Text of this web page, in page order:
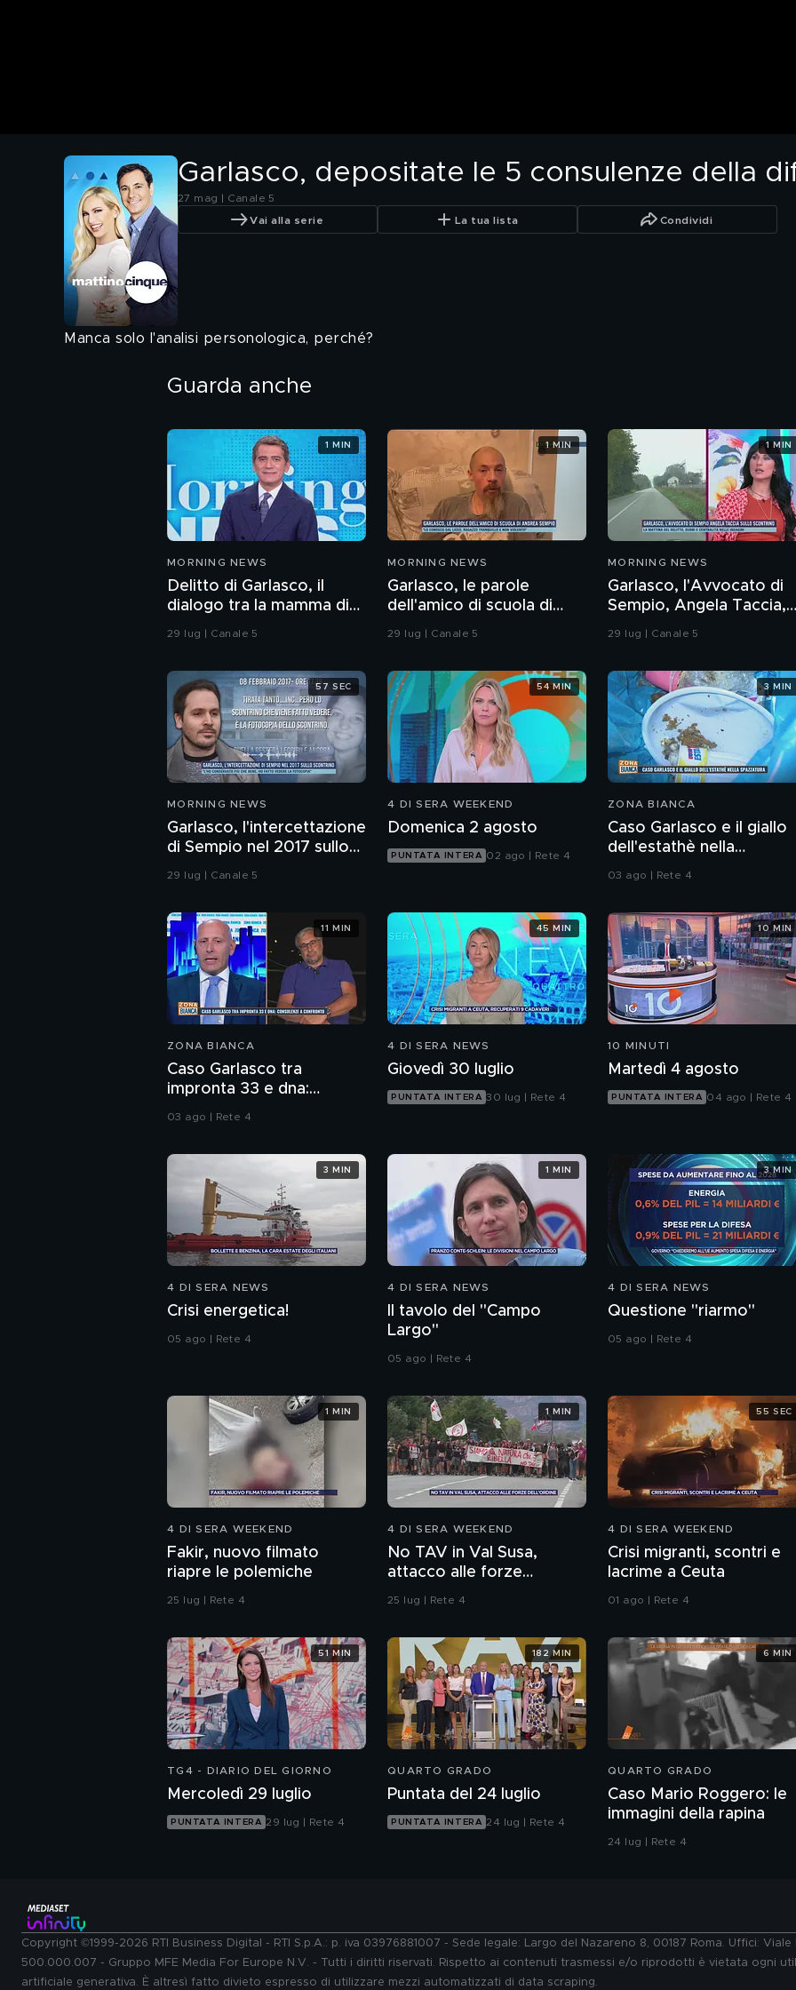
Garlasco, depositate le 5 consulenze della
27 mag | Canale 5
Vai alla serie La tua lista Condividi
Manca solo l'analisi personologica, perché?
Guarda anche
MORNING NEWS
Delitto di Garlasco, il
dialogo tra la mamma di
Sempio e la "Iena" De
29 lug | Canale 5
1 MIN
MORNING NEWS
Garlasco, le parole
dell'amico di scuola di
Andrea Sempio
29 lug | Canale 5
1 MIN
MORNING NEWS
Garlasco, l'Avvocato di
Sempio, Angela Taccia,
sullo scontrino
29 lug | Canale 5
1 MIN
MORNING NEWS
Garlasco, l'intercettazione
di Sempio nel 2017 sullo
scontrino
29 lug | Canale 5
57 SEC
4 DI SERA WEEKEND
Domenica 2 agosto
PUNTATA INTERA 02 ago | Rete 4
54 MIN
ZONA BIANCA
Caso Garlasco e il giallo
dell'estathè nella
spazzatura
03 ago | Rete 4
3 MIN
ZONA BIANCA
Caso Garlasco tra
impronta 33 e dna:
consulenze a confronto
03 ago | Rete 4
11 MIN
4 DI SERA NEWS
Giovedì 30 luglio
PUNTATA INTERA 30 lug | Rete 4
45 MIN
10 MINUTI
Martedì 4 agosto
PUNTATA INTERA 04 ago | Rete 4
10 MIN
4 DI SERA NEWS
Crisi energetica!
05 ago | Rete 4
3 MIN
4 DI SERA NEWS
Il tavolo del "Campo
Largo"
05 ago | Rete 4
1 MIN
4 DI SERA NEWS
Questione "riarmo"
05 ago | Rete 4
3 MIN
4 DI SERA WEEKEND
Fakir, nuovo filmato
riapre le polemiche
25 lug | Rete 4
1 MIN
4 DI SERA WEEKEND
No TAV in Val Susa,
attacco alle forze
dell'ordine
25 lug | Rete 4
1 MIN
4 DI SERA WEEKEND
Crisi migranti, scontri e
lacrime a Ceuta
01 ago | Rete 4
55 SEC
TG4 - DIARIO DEL GIORNO
Mercoledì 29 luglio
PUNTATA INTERA 29 lug | Rete 4
51 MIN
QUARTO GRADO
Puntata del 24 luglio
PUNTATA INTERA 24 lug | Rete 4
182 MIN
QUARTO GRADO
Caso Mario Roggero: le
immagini della rapina
24 lug | Rete 4
6 MIN
Copyright ©1999-2026 RTI Business Digital - RTI S.p.A.: p. iva 03976881007 - Sede legale: Largo del Nazareno 8, 00187 Roma. Uffici:
500.000.007 - Gruppo MFE Media For Europe N.V. - Tutti i diritti riservati. Rispetto ai contenuti trasmessi e/o riprodotti è vietata ogni
artificiale generativa. È altresì fatto divieto espresso di utilizzare mezzi automatizzati di data scraping.